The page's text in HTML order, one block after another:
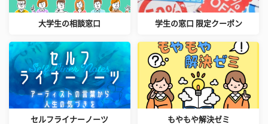
大学生の相談窓口 学生の窓口 限定クーポン
セルフライナーノーツ もやもや解決ゼミ